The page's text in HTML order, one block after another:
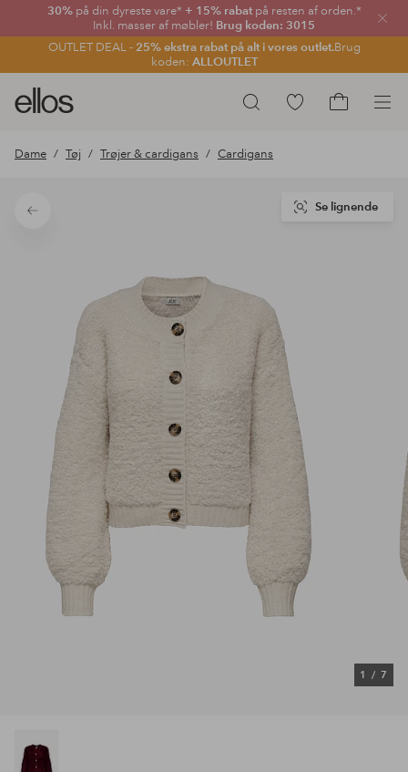
30% på din dyreste vare* + 15% rabatpå resten af orden.*
Inkl. masser af møbler! Brug koden: 3015
OUTLET DEAL - 25% ekstra rabat på alt i vores outlet.Brug
koden: ALLOUTLET
Luk
Søg
Ellos
logo
gå
forsiden
Gå
Dame Tøj Trøjer & cardigans Cardigans
Tilbage
1 / 7
Se lignende